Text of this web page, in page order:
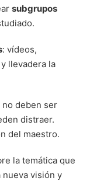
subgrupos
: vídeos,
llevadera la
no deben ser
distraer.
del maestro.
la temática que
nueva visión y